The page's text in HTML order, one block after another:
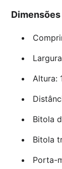
Dimensões
Altura:
Bitola
Bitola
Porta-